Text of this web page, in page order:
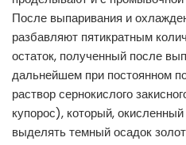
После выпаривания и
разбавляют пятикратным
остаток, полученный после
дальнейшем при постоянном
раствор сернокислого
купорос), который,
выделять темный осадок